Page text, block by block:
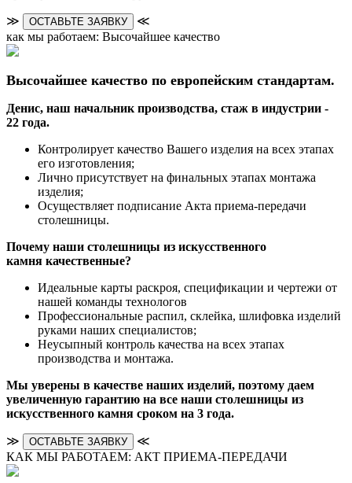
≫ ОСТАВЬТЕ ЗАЯВКУ
≪
как мы работаем: Высочайшее качество
Высочайшее качество по европейским стандартам.
Денис, наш начальник производства, стаж в индустрии -
22 года.
Контролирует качество Вашего изделия на всех этапах
его изготовления;
Лично присутствует на финальных этапах монтажа
изделия;
Осуществляет подписание Акта приема-передачи
столешницы.
Почему наши столешницы из искусственного
камня качественные?
Идеальные карты раскроя, спецификации и чертежи от
нашей команды технологов
Профессиональные распил, склейка, шлифовка изделий
руками наших специалистов;
Неусыпный контроль качества на всех этапах
производства и монтажа.
Мы уверены в качестве наших изделий, поэтому даем
увеличенную гарантию на все наши столешницы из
искусственного камня сроком на 3 года.
≫ ОСТАВЬТЕ ЗАЯВКУ
≪
КАК МЫ РАБОТАЕМ: АКТ ПРИЕМА-ПЕРЕДАЧИ